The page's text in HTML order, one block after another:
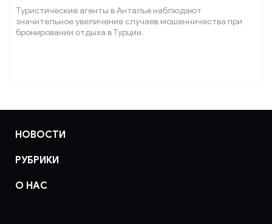
Туристические агенты в Анталье наблюдают
значительное увеличение случаев мошенничества при
бронировании отдыха в Турции.
НОВОСТИ
РУБРИКИ
О НАС